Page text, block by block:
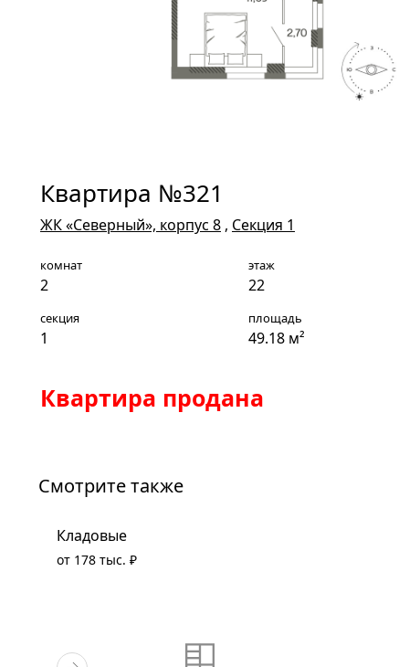
Квартира №321
ЖК «Северный», корпус 8 , Секция 1
комнат
2
этаж
22
секция
1
площадь
49.18 м²
Квартира продана
Смотрите также
Кладовые
от 178 тыс. ₽